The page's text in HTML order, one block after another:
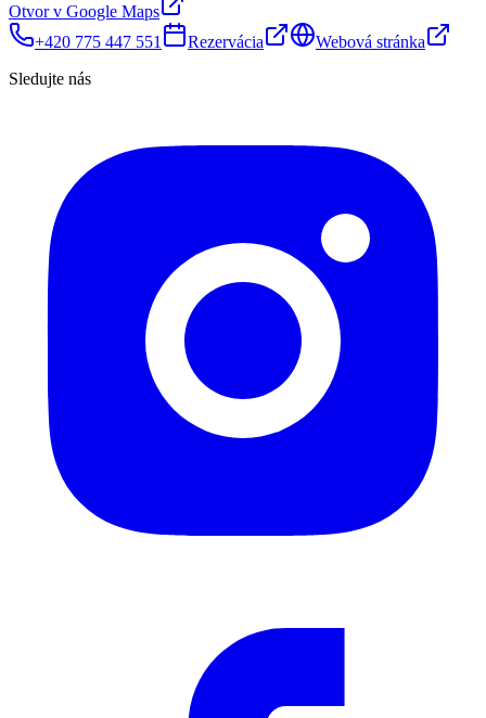
Otvor v Google Maps
+420 775 447 551
Rezervácia
Webová stránka
Sledujte nás